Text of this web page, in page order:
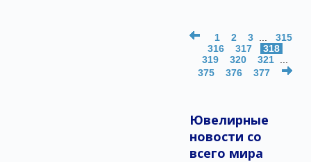
1 2 3
315
316
317
318
319
320 321
375
376 377
Ювелирные
новости со
всего мира